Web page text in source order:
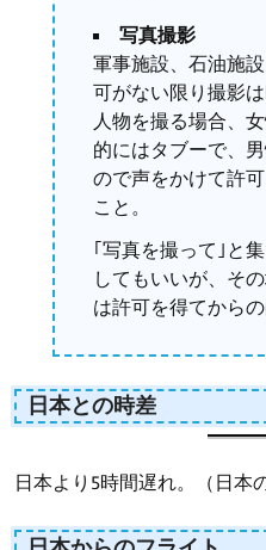
写真撮影
軍事施設、石油施
可がない限り撮影は
人物を撮る場合、
的にはタブーで、
ので声をかけて許
こと。
｢写真を撮って｣と
してもいいが、そ
は許可を得てから
日本との時差
日本より5時間遅れ。（日本